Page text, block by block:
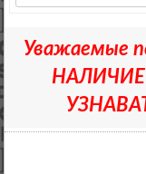
Уважаемые